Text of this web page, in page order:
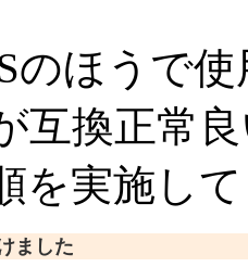
のほうで
互換正常
を実施し
ました